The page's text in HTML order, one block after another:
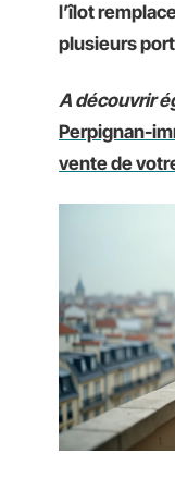
l’îlot
plusieurs
A découvrir
Perpignan-
vente de